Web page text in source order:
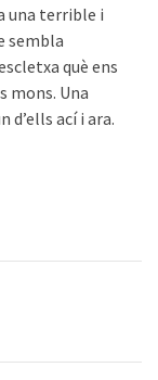
una terrible i
sembla
què ens
mons. Una
d’ells ací i ara.